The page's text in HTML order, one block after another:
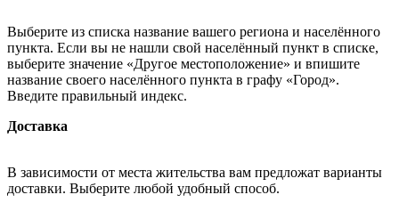
Выберите из списка название вашего региона и населённого
пункта. Если вы не нашли свой населённый пункт в списке,
выберите значение «Другое местоположение» и впишите
название своего населённого пункта в графу «Город».
Введите правильный индекс.
Доставка
В зависимости от места жительства вам предложат варианты
доставки. Выберите любой удобный способ.